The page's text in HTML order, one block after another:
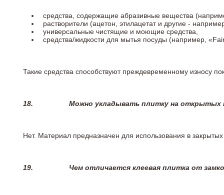
средства, содержащие абразивные вещества
растворители (ацетон, этилацетат и другие -
универсальные чистящие и моющие средства,
средства/жидкости для мытья посуды (например,
Такие средства способствуют преждевременному износу
18. Можно укладывать плитку на открытых
Нет. Материал предназначен для использования в
19. Чем отличается клеевая плитка от